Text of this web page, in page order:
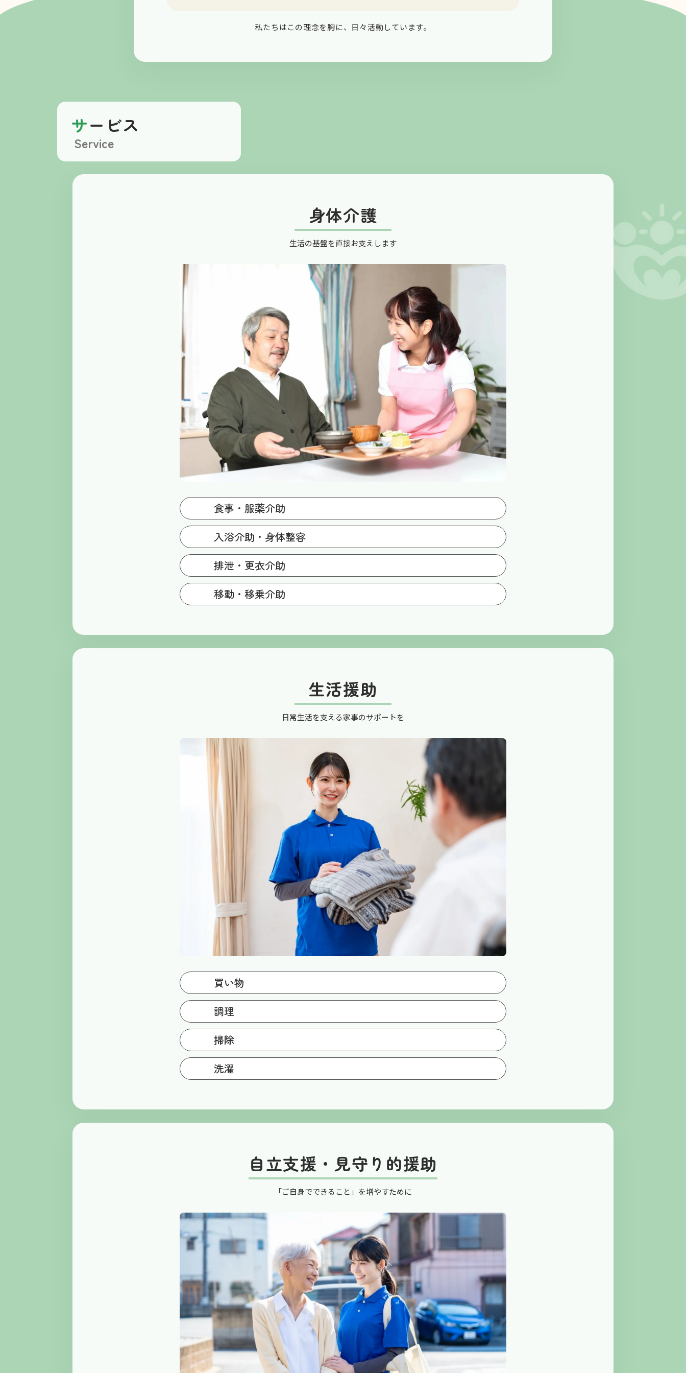
私たちはこの理念を胸に、日々活動しています。
サービス
Service
身体介護
生活の基盤を直接お支えします
食事・服薬介助
食事のお手伝いや、お薬の確認・介助を行います。
入浴介助・身体整容
全身浴・部分浴の介助のほか、清拭や洗髪も行います。
排泄・更衣介助
おむつ交換やトイレへの誘導、お着替えのサポートを行います。
移動・移乗介助
生活援助
日常生活を支える家事のサポートを
買い物
日常生活に必要な物品の買い物を行います。
調理
食事の用意を行います。
掃除
居室の掃除や整理整頓を行います。
洗濯
自立支援・見守り的援助
「ご自身でできること」を増やすために